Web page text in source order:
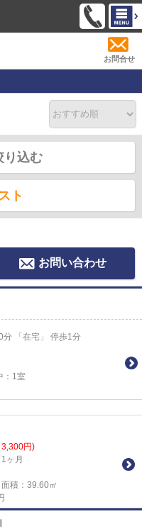
お問合せ
り込む
ト
お問い合わせ
分 「在宅」 停歩1分
1室
円)
ヶ月
積：39.60㎡